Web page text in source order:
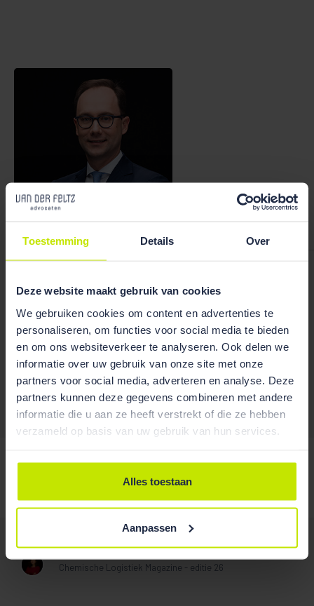
Toestemming Details Over
Deze website maakt gebruik van cookies
We gebruiken cookies om content en advertenties te
personaliseren, om functies voor social media te bieden
en om ons websiteverkeer te analyseren. Ook delen we
informatie over uw gebruik van onze site met onze
partners voor social media, adverteren en analyse. Deze
partners kunnen deze gegevens combineren met andere
informatie die u aan ze heeft verstrekt of die ze hebben
verzameld op basis van uw gebruik van hun services.
Alles toestaan
Aanpassen
Bekijk team
Publicaties
/
Belastingblad 2026/177
Milieubelastende activiteiten: Complexiteiten bij de
vertaling van het juridisch kader
Chemische Logistiek Magazine - editie 26